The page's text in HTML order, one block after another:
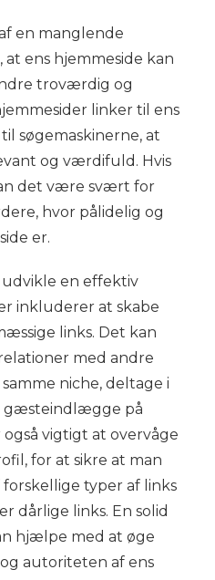
en manglende
ens hjemmeside kan
troværdig og
linker til ens
søgemaskinerne, at
og værdifuld. Hvis
det være svært for
hvor pålidelig og
er.
en effektiv
inkluderer at skabe
links. Det kan
med andre
niche, deltage i
gæsteindlægge på
vigtigt at overvåge
for at sikre at man
typer af links
dårlige links. En solid
hjælpe med at øge
autoriteten af ens